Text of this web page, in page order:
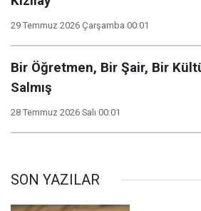
29 Temmuz 2026 Çarşamba 00:01
Bir Öğretmen, Bir Şair, Bir
Salmış
28 Temmuz 2026 Salı 00:01
SON YAZILAR